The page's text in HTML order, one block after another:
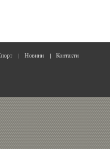
Новини Контакти